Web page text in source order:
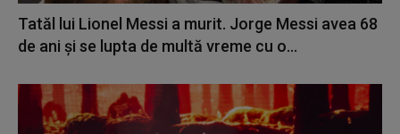
Tatăl lui Lionel Messi a murit. Jorge Messi avea 68
de ani și se lupta de multă vreme cu o...